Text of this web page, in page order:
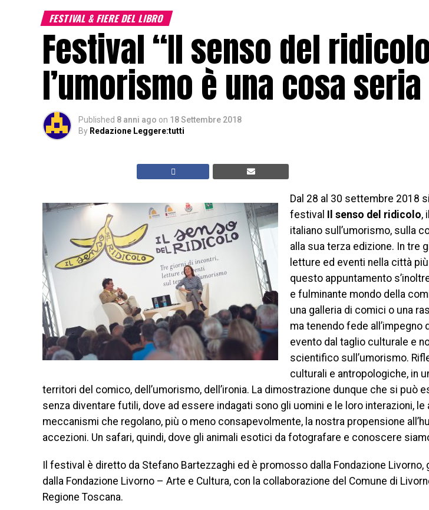
FESTIVAL & FIERE DEL LIBRO
Festival “Il senso del
l’umorismo è una cosa seria
Published 8 anni ago on 18 Settembre 2018
By Redazione Leggere:tutti
Dal 28 al 30 settembre 2018
festival
Il senso del ridicolo,
italiano sull’umorismo, sulla
alla sua terza edizione. In tre
letture ed eventi nella città
questo appuntamento
e fulminante mondo della
una galleria di comici o una
ma tenendo fede all’impegno
evento dal taglio culturale e
scientifico sull’umorismo.
culturali e antropologiche, in
territori del comico, dell’umorismo, dell’ironia. La dimostrazione dunque che si può
senza diventare futili, dove ad essere indagati sono gli uomini e le loro interazioni, le
meccanismi che regolano, più o meno consapevolmente, la nostra propensione
accezioni. Un safari, quindi, dove gli animali esotici da fotografare e conoscere
Il festival è diretto da Stefano Bartezzaghi ed è promosso dalla Fondazione
dalla Fondazione Livorno – Arte e Cultura, con la collaborazione del Comune di
Regione Toscana.